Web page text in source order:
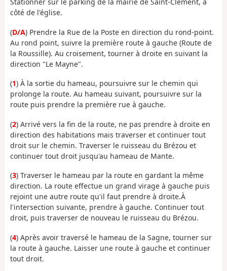
côté de l'église.
(D/A) Prendre la Rue de la Poste en direction du rond-point.
Au rond point, suivre la première route à gauche (Route de
la Roussille). Au croisement, tourner à droite en suivant la
direction "Le Mayne".
(1) À la sortie du hameau, poursuivre sur le chemin qui
prolonge la route. Au hameau suivant, poursuivre sur la
route puis prendre la première rue à gauche.
(2) Arrivé vers la fin de la route, ne pas prendre à droite en
direction des habitations mais traverser et continuer tout
droit sur le chemin. Traverser le ruisseau du Brézou et
continuer tout droit jusqu'au hameau de Mante.
(3) Traverser le hameau par la route en gardant la même
direction. La route effectue un grand virage à gauche puis
rejoint une autre route qu'il faut prendre à droite.À
l'intersection suivante, prendre à gauche. Continuer tout
droit, puis traverser de nouveau le ruisseau du Brézou.
(4) Après avoir traversé le hameau de la Sagne, tourner sur
la route à gauche. Laisser une route à gauche et continuer
tout droit.